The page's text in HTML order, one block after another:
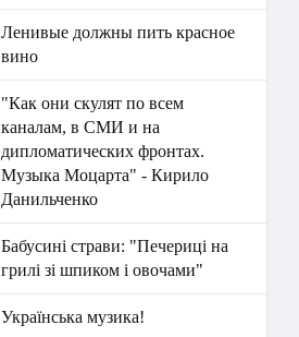
Ленивые должны пить красное
вино
"Как они скулят по всем
каналам, в СМИ и на
дипломатических фронтах.
Музыка Моцарта" - Кирило
Данильченко
Бабусині страви: "Печериці на
грилі зі шпиком і овочами"
Українська музика!